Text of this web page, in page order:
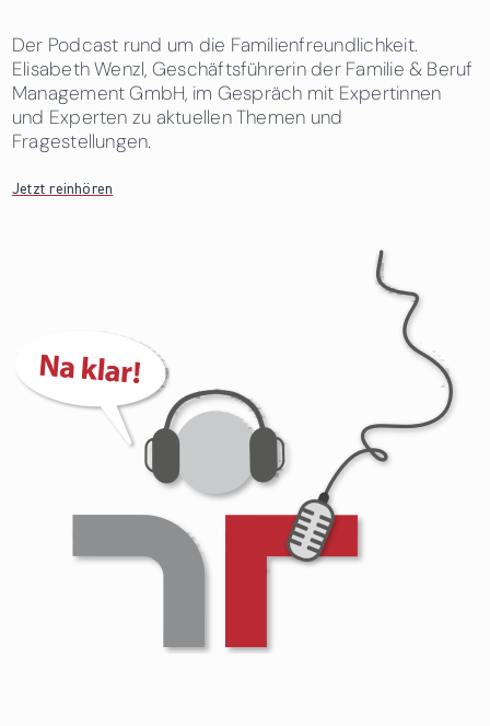
Der Podcast rund um die Familienfreundlichkeit.
Elisabeth Wenzl, Geschäftsführerin der Familie & Beruf
Management GmbH, im Gespräch mit Expertinnen
und Experten zu aktuellen Themen und
Fragestellungen.
Jetzt reinhören